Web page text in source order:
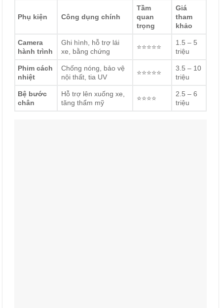
Phụ kiện Công dụng chính
Tầm
quan
trọng
Giá
tham
khảo
Camera
hành trình
Ghi hình, hỗ trợ lái
xe, bằng chứng
⭐⭐⭐⭐⭐
1.5 – 5
triệu
Phim cách
nhiệt
Chống nóng, bảo vệ
nội thất, tia UV
⭐⭐⭐⭐⭐
3.5 – 10
triệu
Bệ bước
chân
Hỗ trợ lên xuống xe,
tăng thẩm mỹ
⭐⭐⭐⭐
2.5 – 6
triệu